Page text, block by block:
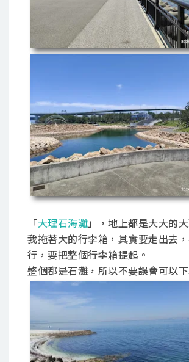
「大理石海灘」，地上都是大大的
我拖著大的行李箱，其實要走出去
行，要把整個行李箱提起。
整個都是石灘，所以不要誤會可以下